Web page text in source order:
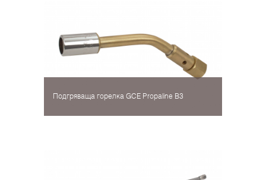
Подгряваща горелка GCE Propaline В3